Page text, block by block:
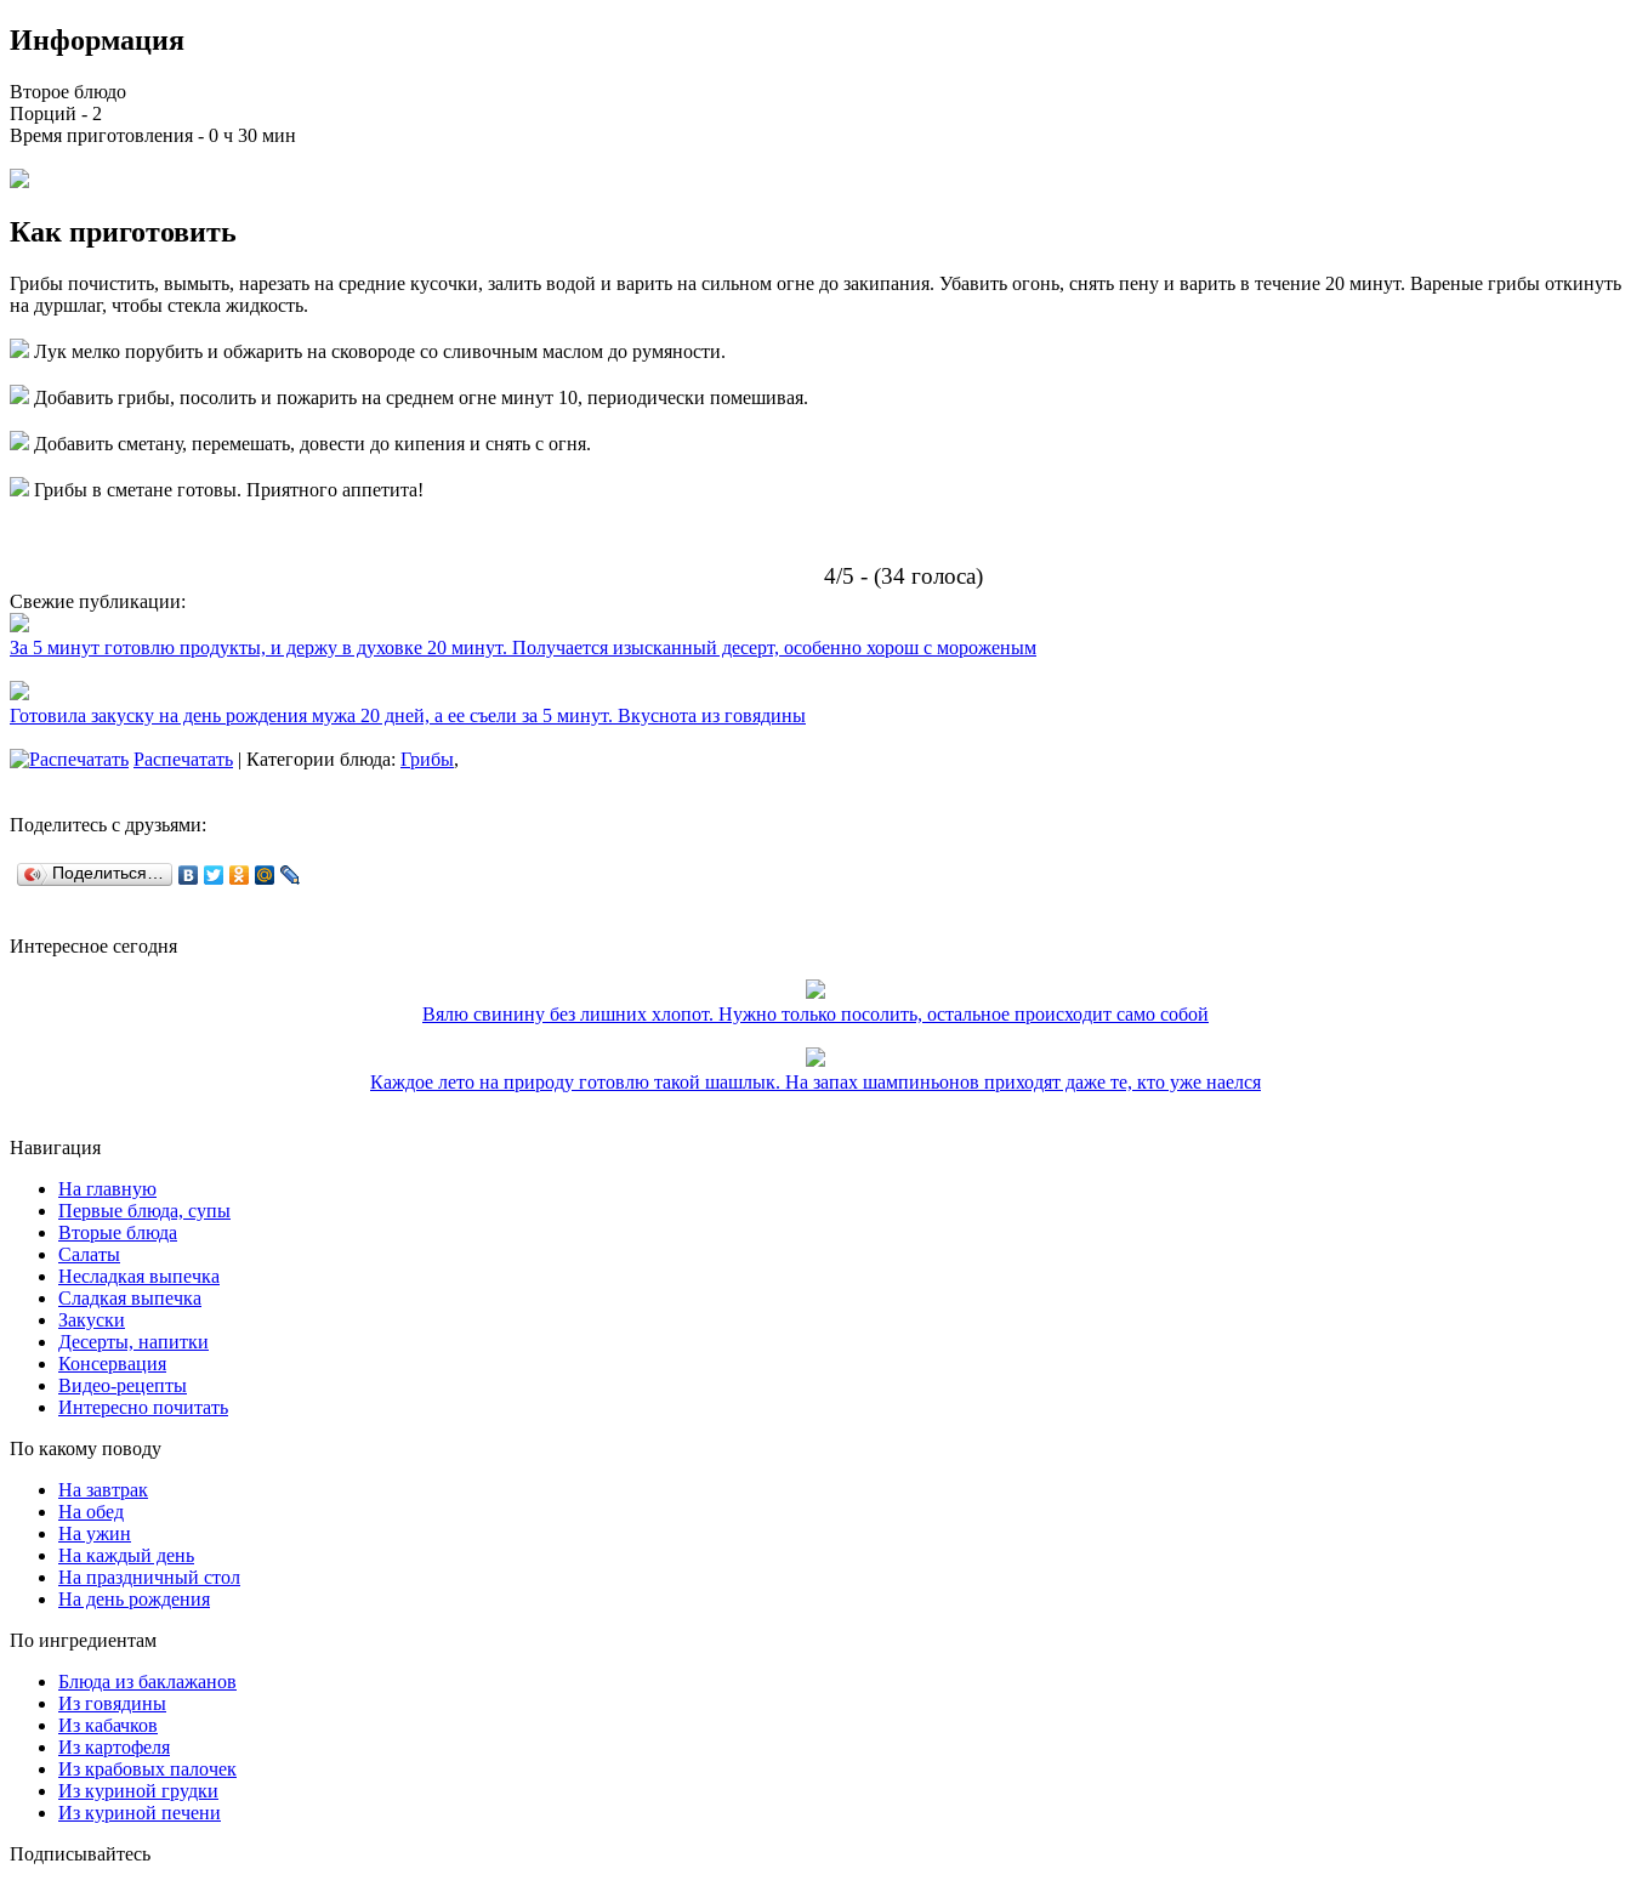
Информация
Второе блюдо
Порций - 2
Время приготовления - 0 ч 30 мин
Как приготовить
Грибы почистить, вымыть, нарезать на средние кусочки, залить водой и варить на сильном огне до закипания. Убавить огонь, снять пену и варить в течение 20 минут. Вареные грибы откинуть
на дуршлаг, чтобы стекла жидкость.
Лук мелко порубить и обжарить на сковороде со сливочным маслом до румяности.
Добавить грибы, посолить и пожарить на среднем огне минут 10, периодически помешивая.
Добавить сметану, перемешать, довести до кипения и снять с огня.
Грибы в сметане готовы. Приятного аппетита!
4/5 - (34 голоса)
Свежие публикации:
За 5 минут готовлю продукты, и держу в духовке 20 минут. Получается изысканный десерт, особенно хорош с мороженым
Готовила закуску на день рождения мужа 20 дней, а ее съели за 5 минут. Вкуснота из говядины
Распечатать | Категории блюда: Грибы,
Поделитесь с друзьями:
Поделиться…
Интересное сегодня
Вялю свинину без лишних хлопот. Нужно только посолить, остальное происходит само собой
Каждое лето на природу готовлю такой шашлык. На запах шампиньонов приходят даже те, кто уже наелся
Навигация
На главную
Первые блюда, супы
Вторые блюда
Салаты
Несладкая выпечка
Сладкая выпечка
Закуски
Десерты, напитки
Консервация
Видео-рецепты
Интересно почитать
По какому поводу
На завтрак
На обед
На ужин
На каждый день
На праздничный стол
На день рождения
По ингредиентам
Блюда из баклажанов
Из говядины
Из кабачков
Из картофеля
Из крабовых палочек
Из куриной грудки
Из куриной печени
Подписывайтесь